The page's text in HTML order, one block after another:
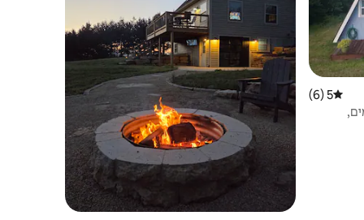
דירוג ממוצע של 5 מתוך 5, 6 ביקורות
5 (6)
אגמים,